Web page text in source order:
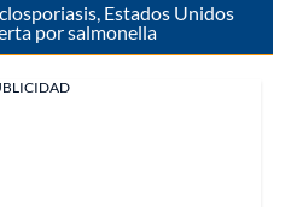
Estados Unidos
por salmonella